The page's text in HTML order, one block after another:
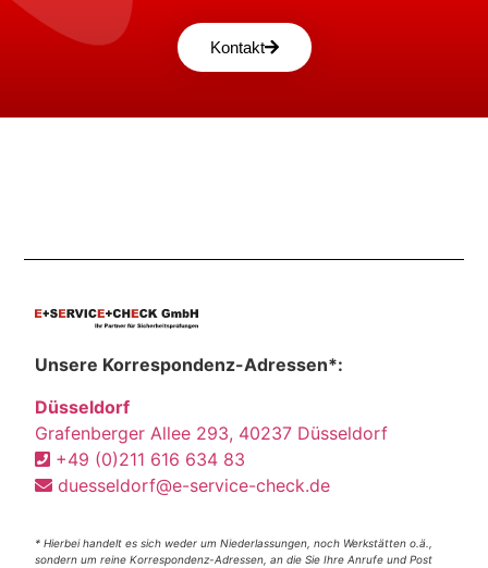
Kontakt
Unsere Korrespondenz-Adressen*:
Düsseldorf
Grafenberger Allee 293, 40237 Düsseldorf
+49 (0)211 616 634 83
duesseldorf@e-service-check.de
* Hierbei handelt es sich weder um Niederlassungen, noch Werkstätten o.ä.,
sondern um reine Korrespondenz-Adressen, an die Sie Ihre Anrufe und Post